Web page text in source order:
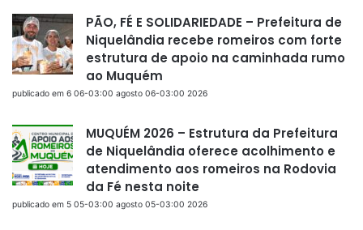
PÃO, FÉ E SOLIDARIEDADE – Prefeitura de
Niquelândia recebe romeiros com forte
estrutura de apoio na caminhada rumo
ao Muquém
publicado em 6 06-03:00 agosto 06-03:00 2026
MUQUÉM 2026 – Estrutura da Prefeitura
de Niquelândia oferece acolhimento e
atendimento aos romeiros na Rodovia
da Fé nesta noite
publicado em 5 05-03:00 agosto 05-03:00 2026